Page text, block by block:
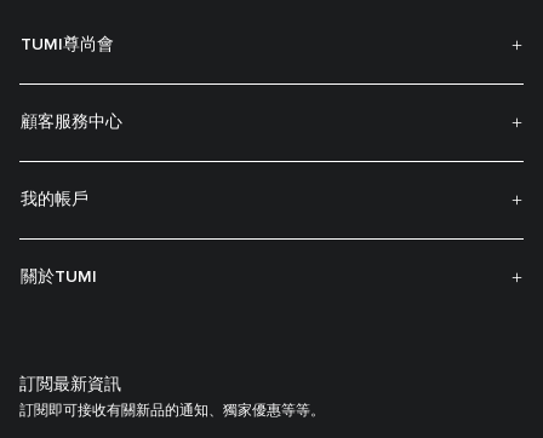
TUMI尊尚會
顧客服務中心
我的帳戶
關於TUMI
訂閲最新資訊
訂閱即可接收有關新品的通知、獨家優惠等等。